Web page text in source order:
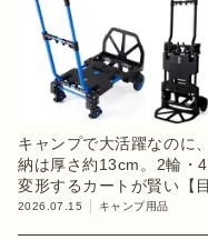
キャンプで大活躍なのに
納は厚さ約13cm。2輪・4
変形するカートが賢い【目
きのキャンプギア】
2026.07.15 キャンプ用品